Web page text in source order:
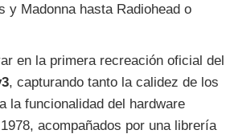
y Madonna hasta Radiohead o
en la primera recreación oficial del
, capturando tanto la calidez de los
la funcionalidad del hardware
acompañados por una librería